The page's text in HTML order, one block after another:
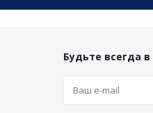
Будьте всегда в